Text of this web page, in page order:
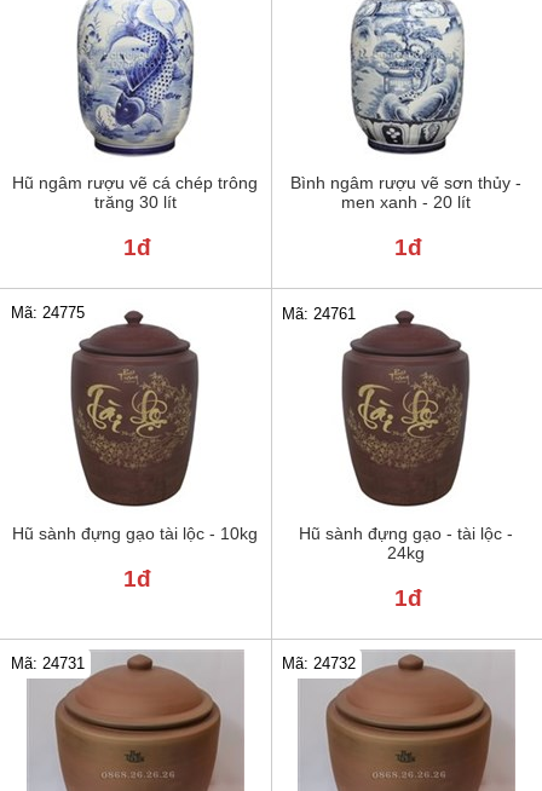
Hũ ngâm rượu vẽ cá chép trông
trăng 30 lít
1đ
Bình ngâm rượu vẽ sơn thủy -
men xanh - 20 lít
1đ
Hũ sành đựng gạo tài lộc - 10kg
Mã: 24775
1đ
Hũ sành đựng gạo - tài lộc -
24kg
Mã: 24761
1đ
Mã: 24731 Mã: 24732